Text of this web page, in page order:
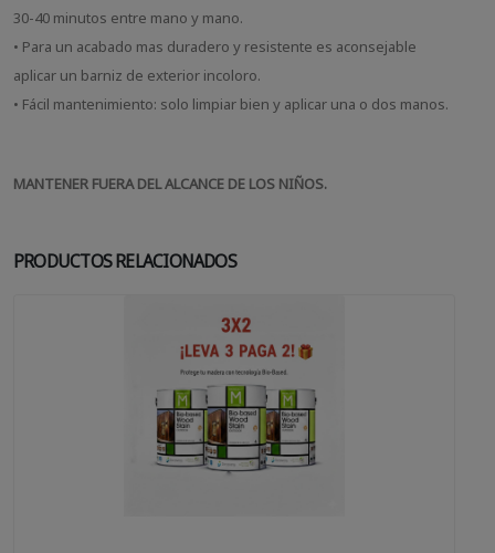
30-40 minutos entre mano y mano.
• Para un acabado mas duradero y resistente es aconsejable
aplicar un barniz de exterior incoloro.
• Fácil mantenimiento: solo limpiar bien y aplicar una o dos manos.
MANTENER FUERA DEL ALCANCE DE LOS NIÑOS.
PRODUCTOS RELACIONADOS